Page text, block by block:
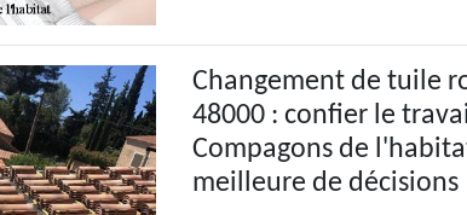
Changement de tuile
48000 : confier le
Compagons de
meilleure de décisions